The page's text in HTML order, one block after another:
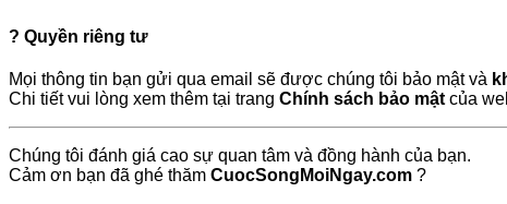
? Quyền riêng tư
Mọi thông tin bạn gửi qua email sẽ được chúng tôi bảo mật và
Chi tiết vui lòng xem thêm tại trang Chính sách bảo mậtcủa
Chúng tôi đánh giá cao sự quan tâm và đồng hành của bạn.
Cảm ơn bạn đã ghé thăm CuocSongMoiNgay.com ?